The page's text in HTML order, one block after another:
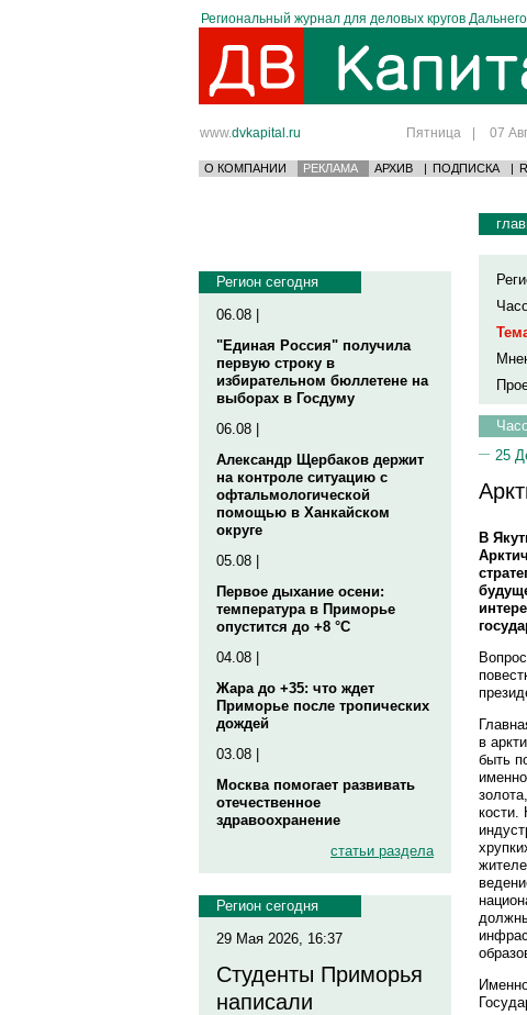
Региональный журнал для деловых кругов
www.dvkapital.ru Пятница | 07
О КОМПАНИИ РЕКЛАМА АРХИВ | ПОДПИСКА |
Регион сегодня
06.08 |
"Единая Россия" получила
первую строку в
избирательном бюллетене на
выборах в Госдуму
06.08 |
Александр Щербаков держит
на контроле ситуацию с
офтальмологической
помощью в Ханкайском
округе
05.08 |
Первое дыхание осени:
температура в Приморье
опустится до +8 °C
04.08 |
Жара до +35: что ждет
Приморье после тропических
дождей
03.08 |
Москва помогает развивать
отечественное
здравоохранение
статьи раздела
Регион сегодня
29 Мая 2026, 16:37
Студенты Приморья
написали
25
В
в
быть
кости.